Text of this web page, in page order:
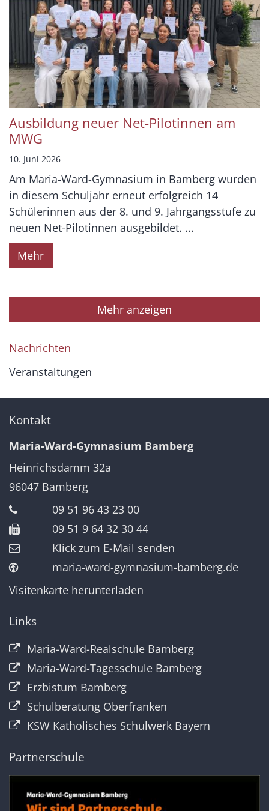
Ausbildung neuer Net-Pilotinnen am
MWG
10. Juni 2026
Am Maria-Ward-Gymnasium in Bamberg wurden
in diesem Schuljahr erneut erfolgreich 14
Schülerinnen aus der 8. und 9. Jahrgangsstufe zu
neuen Net-Pilotinnen ausgebildet. ...
Mehr
Mehr anzeigen
Nachrichten
Veranstaltungen
Kontakt
Maria-Ward-Gymnasium Bamberg
Heinrichsdamm 32a
96047 Bamberg
09 51 96 43 23 00
09 51 9 64 32 30 44
Klick zum E-Mail senden
maria-ward-gymnasium-bamberg.de
Visitenkarte herunterladen
Links
Maria-Ward-Realschule Bamberg
Maria-Ward-Tagesschule Bamberg
Erzbistum Bamberg
Schulberatung Oberfranken
KSW Katholisches Schulwerk Bayern
Partnerschule